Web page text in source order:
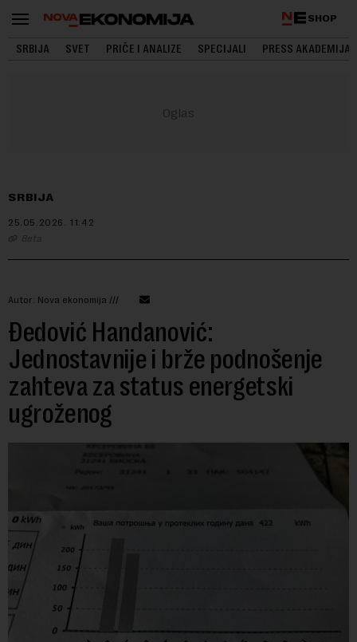
SHOP
SRBIJA SVET PRIČE I ANALIZE SPECIJALI PRESS AKADEMIJA
SRBIJA
25.05.2026. 11:42
Beta
Autor: Nova ekonomija ///
Đedović Handanović:
Jednostavnije i brže podnošenje
zahteva za status energetski
ugroženog